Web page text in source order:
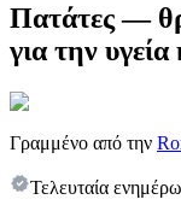
Πατάτες —
για την
Γραμμένο από την
Τελευταία